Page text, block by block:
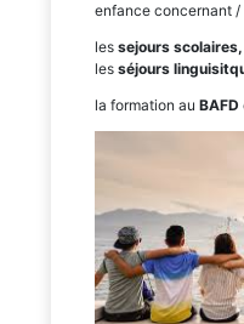
enfance concernant /
les sejours scolaires,
les séjours
la formation au BAFD